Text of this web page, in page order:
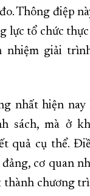
Thông điệp
lực tổ chức
nhiệm giải
nhất hiện nay
sách, mà ở
quả cụ thể.
cơ quan
thành chương